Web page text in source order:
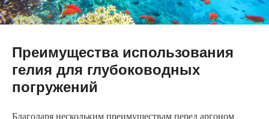
Преимущества использования
гелия для глубоководных
погружений
Благодаря нескольким преимуществам перед аргоном